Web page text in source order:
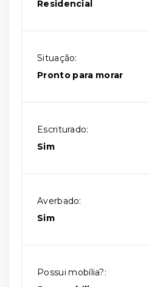
Residencial
Situação:
Pronto para morar
Escriturado:
Sim
Averbado:
Sim
Possui mobília?: